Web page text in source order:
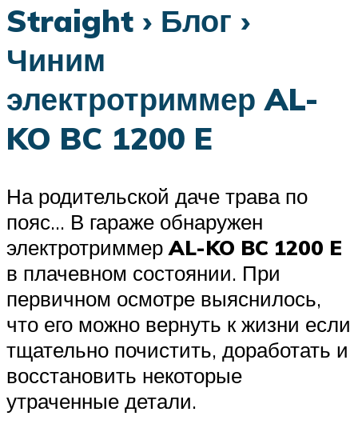
Straight › Блог ›
Чиним
электротриммер AL-
KO BC 1200 E
На родительской даче трава по
пояс… В гараже обнаружен
электротриммер AL-KO BC 1200 E
в плачевном состоянии. При
первичном осмотре выяснилось,
что его можно вернуть к жизни если
тщательно почистить, доработать и
восстановить некоторые
утраченные детали.